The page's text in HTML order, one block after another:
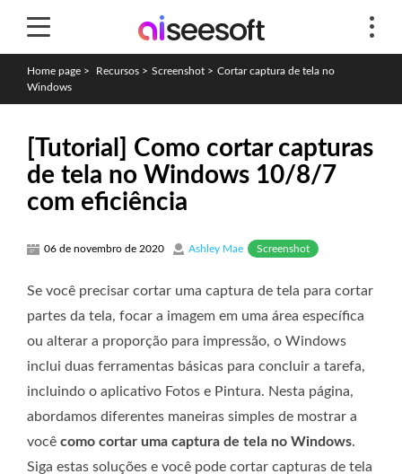
Home page > Recursos > Screenshot > Cortar captura de tela no
Windows
[Tutorial] Como cortar capturas
de tela no Windows 10/8/7
com eficiência
06 de novembro de 2020 Ashley Mae Screenshot
Se você precisar cortar uma captura de tela para cortar
partes da tela, focar a imagem em uma área específica
ou alterar a proporção para impressão, o Windows
inclui duas ferramentas básicas para concluir a tarefa,
incluindo o aplicativo Fotos e Pintura. Nesta página,
abordamos diferentes maneiras simples de mostrar a
você como cortar uma captura de tela no Windows.
Siga estas soluções e você pode cortar capturas de tela